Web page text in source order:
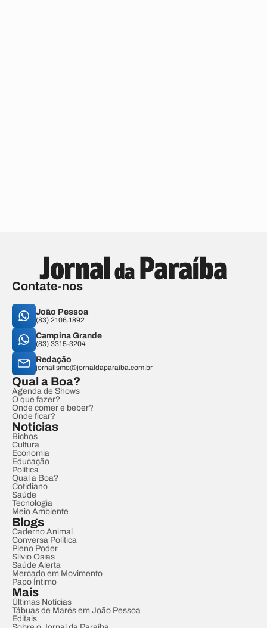
Contate-nos
João Pessoa
(83) 2106.1892
Campina Grande
(83) 3315-3204
Redação
jornalismo@jornaldaparaiba.com.br
Qual a Boa?
Agenda de Shows
O que fazer?
Onde comer e beber?
Onde ficar?
Notícias
Bichos
Cultura
Economia
Educação
Política
Qual a Boa?
Cotidiano
Saúde
Tecnologia
Meio Ambiente
Blogs
Caderno Animal
Conversa Política
Pleno Poder
Sílvio Osias
Saúde Alerta
Mercado em Movimento
Papo Íntimo
Mais
Últimas Notícias
Tábuas de Marés em João Pessoa
Editais